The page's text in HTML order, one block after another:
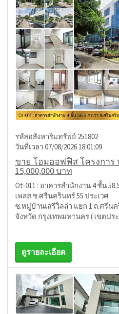
รหัสอสังหาริมทรัพย์ 251802
วันที่เวลา 07/08/2026 18:01:09
ขาย โฮมออฟฟิส โครงการ
15,000,000 บาท
Ot-011 : อาคารสำนักงาน 4 ชั้น
เพลส ซ.ศรีนครินทร์ 55 ประเวศ
ซ.หมู่บ้านเสรีวิลล่า แยก 1 ถ.ศรีนค
จังหวัด กรุงเทพมหานคร ( เขตประ
ดูรายละเอียด